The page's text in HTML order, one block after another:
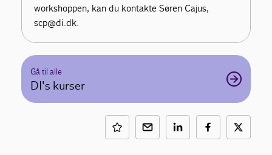
workshoppen, kan du kontakte Søren Cajus,
scp@di.dk.
Gå til alle
DI's kurser